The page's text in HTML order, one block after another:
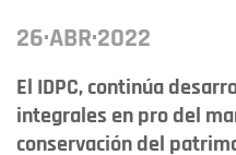
26·ABR·2022
El IDPC, continúa
integrales en pro del
conservación del